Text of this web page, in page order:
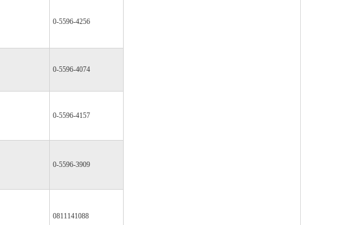
0-5596-4256
0-5596-4074
0-5596-4157
0-5596-3909
0811141088